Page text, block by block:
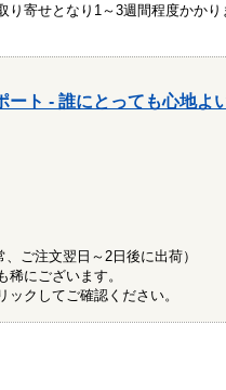
り寄せとなり1～3週間程度かかり
ート - 誰にとっても心地よ
、ご注文翌日～2日後に出荷）
にございます。
クしてご確認ください。